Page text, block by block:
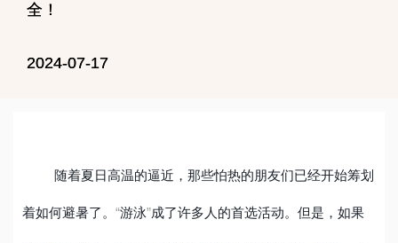
全！
2024-07-17
随着夏日高温的逼近，那些怕热的朋友们已经开始筹划
着如何避暑了。 “游泳”成了许多人的首选活动。但是，如果